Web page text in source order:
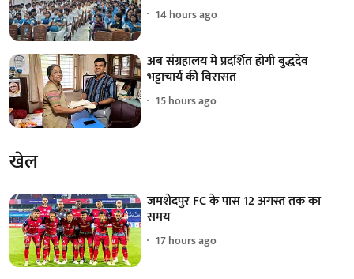
14 hours ago
अब संग्रहालय में प्रदर्शित होगी बुद्धदेव
भट्टाचार्य की विरासत
15 hours ago
खेल
जमशेदपुर FC के पास 12 अगस्त तक का
समय
17 hours ago